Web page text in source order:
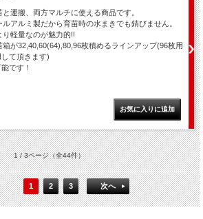
と運搬、両方マルチに使える商品です。
ルアルミ製だから育苗時の水まきでも錆びません。
り軽量なのが魅力的!!
箱が32,40,60(64),80,96枚積めるラインアップ(96枚用
て頂きます)
です！
1 / 3ページ（全44件）
1 2 3 次へ